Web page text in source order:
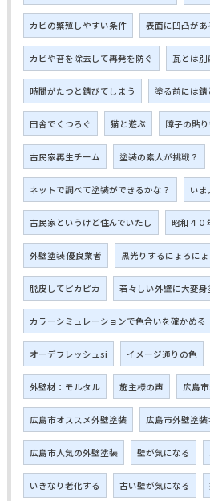
カビの繁殖しやすい条件 表面に凹凸があ
カビや苔を除去して再発を防ぐ 瓦とは別
時間がたつと錆びてしまう 塗る前には
田舎でくつろぐ 猫と遊ぶ 障子の貼り
古民家再生チーム 塗装の素人が挑戦？
ネットで調べて塗装ができるかな？ い
古民家というけど住んでいたし 昭和４０
外壁塗装 優良業者 黒光りするにょろにょ
脱皮してピカピカ 若々しい外壁に大変身
カラーシミュレーションで色合いを確かめる
オーデフレッシュsi イメージ通りの色
外壁材：モルタル 施主様の声 広島
広島市オススメ外壁塗装 広島市外壁塗
広島市人気の外壁塗装 壁が気になる
いきなり老化する 古い壁が気になる